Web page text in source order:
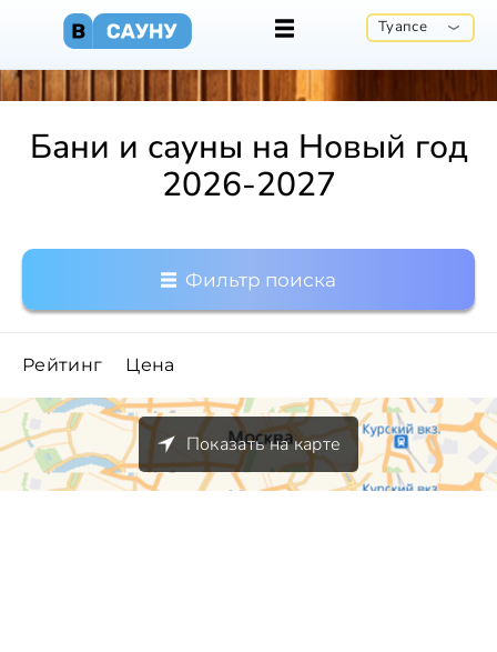
Туапсе
Бани и сауны на Новый год
2026-2027
Фильтр поиска
Рейтинг Цена
Показать на карте